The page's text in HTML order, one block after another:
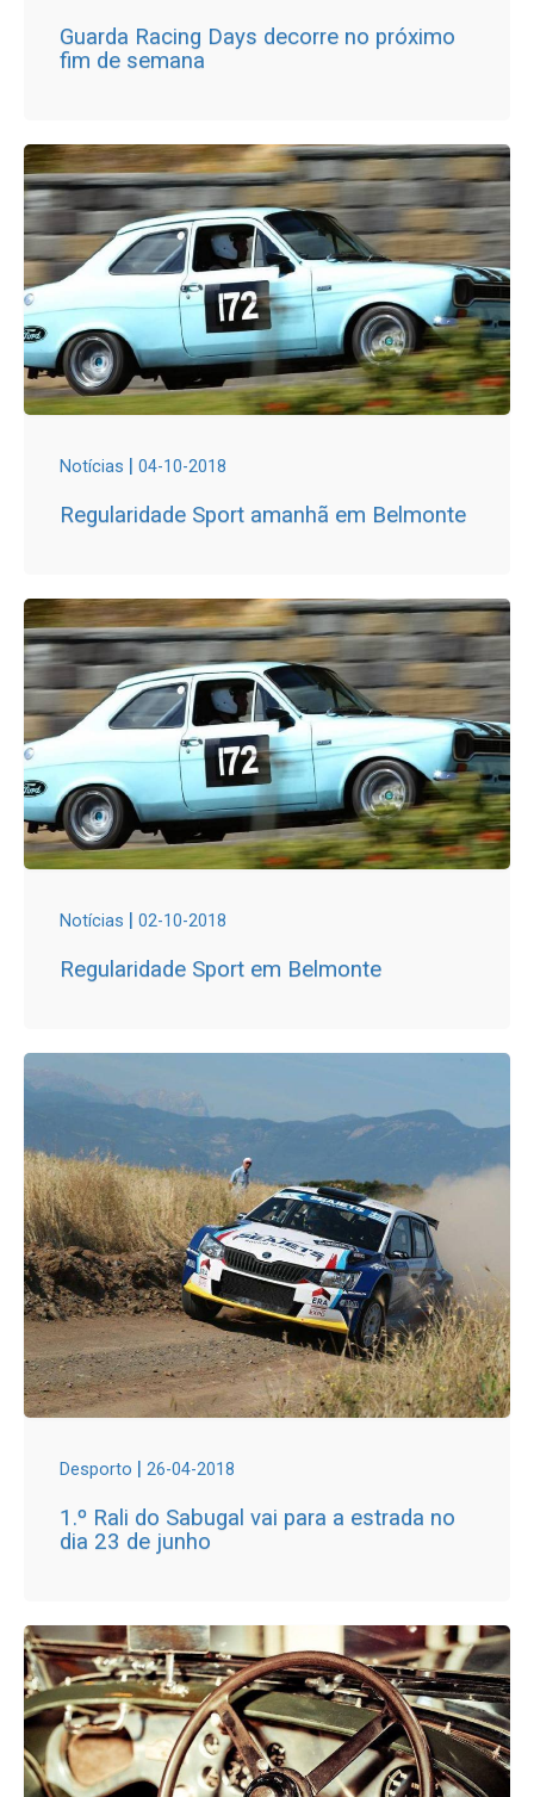
Guarda Racing Days decorre no próximo
fim de semana
Notícias | 04-10-2018
Regularidade Sport amanhã em Belmonte
Notícias | 02-10-2018
Regularidade Sport em Belmonte
Desporto | 26-04-2018
1.º Rali do Sabugal vai para a estrada no
dia 23 de junho